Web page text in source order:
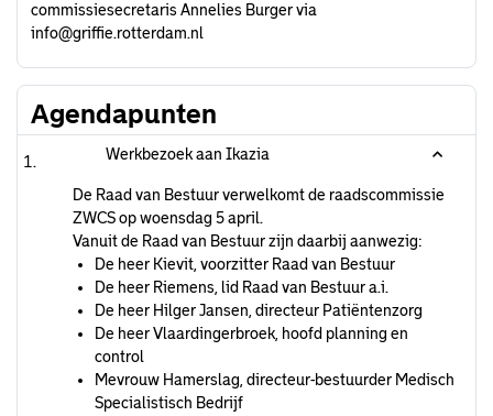
commissiesecretaris Annelies Burger via
info@griffie.rotterdam.nl
Agendapunten
Werkbezoek aan Ikazia
De Raad van Bestuur verwelkomt de raadscommissie
ZWCS op woensdag 5 april.
Vanuit de Raad van Bestuur zijn daarbij aanwezig:
De heer Kievit, voorzitter Raad van Bestuur
De heer Riemens, lid Raad van Bestuur a.i.
De heer Hilger Jansen, directeur Patiëntenzorg
De heer Vlaardingerbroek, hoofd planning en
control
Mevrouw Hamerslag, directeur-bestuurder Medisch
Specialistisch Bedrijf